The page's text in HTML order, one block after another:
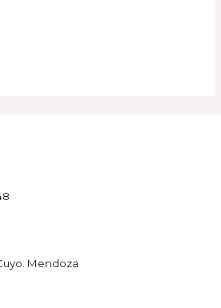
Mendoza